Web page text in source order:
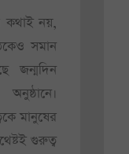
কথাই নয়,
সমান
জন্মদিন
মানুষের
গুরুত্ব